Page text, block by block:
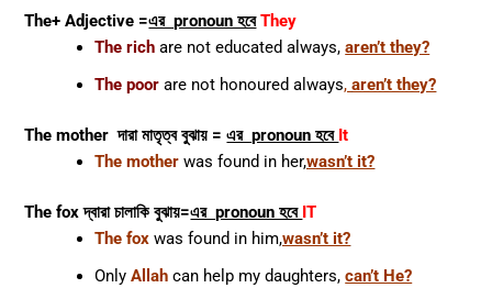
The+ Adjective =এর pronoun হবে They
The rich are not educated always,aren’t they?
The poorare not honoured always,aren’t they?
The mother দারা মাতৃত্ব বুঝায় =এর pronoun হবে It
The mother was found in her,wasn’t it?
The fox দ্বারা চালাকি বুঝায়=এর pronoun হবে IT
The fox was found in him,wasn’t it?
OnlyAllah can help my daughters,can’t He?